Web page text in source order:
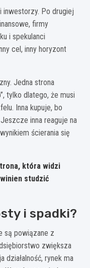
inwestorzy. Po drugiej
firmy
i spekulanci
cel, inny horyzont
Jedna strona
tylko dlatego, że musi
Inna kupuje, bo
inna reaguje na
ścierania się
która widzi
studzić
i spadki?
są powiązane z
zwiększa
działalność, rynek ma